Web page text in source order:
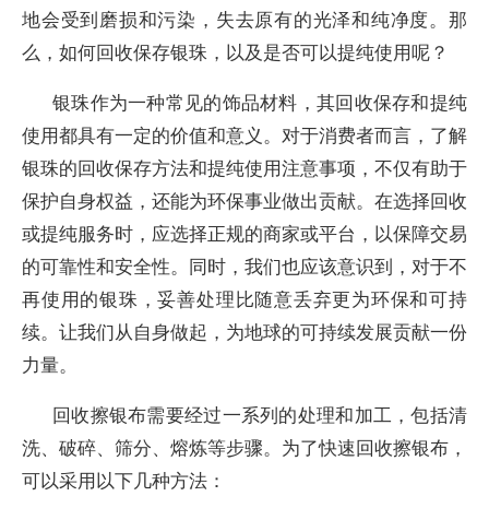
地会受到磨损和污染，失去原有的光泽和纯净度。那
么，如何回收保存银珠，以及是否可以提纯使用呢？
银珠作为一种常见的饰品材料，其回收保存和提纯
使用都具有一定的价值和意义。对于消费者而言，了解
银珠的回收保存方法和提纯使用注意事项，不仅有助于
保护自身权益，还能为环保事业做出贡献。在选择回收
或提纯服务时，应选择正规的商家或平台，以保障交易
的可靠性和安全性。同时，我们也应该意识到，对于不
再使用的银珠，妥善处理比随意丢弃更为环保和可持
续。让我们从自身做起，为地球的可持续发展贡献一份
力量。
回收擦银布需要经过一系列的处理和加工，包括清
洗、破碎、筛分、熔炼等步骤。为了快速回收擦银布，
可以采用以下几种方法：